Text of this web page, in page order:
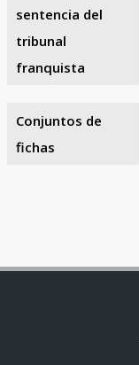
sentencia del
tribunal
franquista
Conjuntos de
fichas